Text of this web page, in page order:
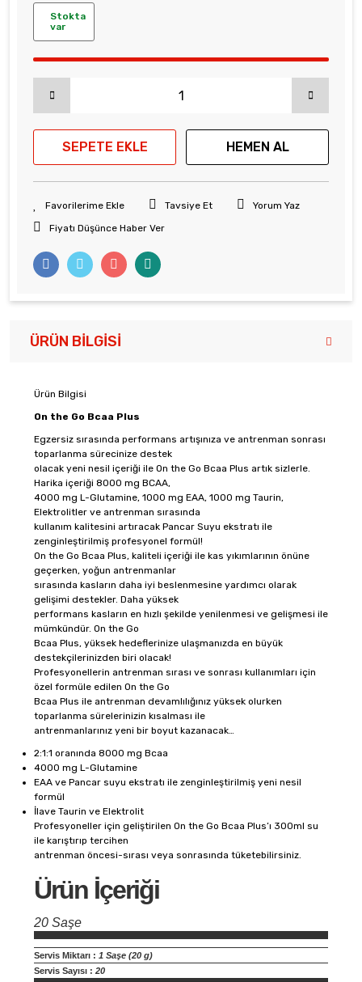
Stokta
var
SEPETE EKLE HEMEN AL
Tavsiye Et
Yorum Yaz
Fiyatı Düşünce Haber Ver
ÜRÜN BILGISI
Ürün Bilgisi
On the Go Bcaa Plus
Egzersiz sırasında performans artışınıza ve antrenman sonrası
toparlanma sürecinize destek
olacak yeni nesil içeriği ile On the Go Bcaa Plus artık sizlerle.
Harika içeriği 8000 mg BCAA,
4000 mg L-Glutamine, 1000 mg EAA, 1000 mg Taurin,
Elektrolitler ve antrenman sırasında
kullanım kalitesini artıracak Pancar Suyu ekstratı ile
zenginleştirilmiş profesyonel formül!
On the Go Bcaa Plus, kaliteli içeriği ile kas yıkımlarının önüne
geçerken, yoğun antrenmanlar
sırasında kasların daha iyi beslenmesine yardımcı olarak
gelişimi destekler. Daha yüksek
performans kasların en hızlı şekilde yenilenmesi ve gelişmesi ile
mümkündür. On the Go
Bcaa Plus, yüksek hedeflerinize ulaşmanızda en büyük
destekçilerinizden biri olacak!
Profesyonellerin antrenman sırası ve sonrası kullanımları için
özel formüle edilen On the Go
Bcaa Plus ile antrenman devamlılığınız yüksek olurken
toparlanma sürelerinizin kısalması ile
antrenmanlarınız yeni bir boyut kazanacak…
2:1:1 oranında 8000 mg Bcaa
4000 mg L-Glutamine
EAA ve Pancar suyu ekstratı ile zenginleştirilmiş yeni nesil
formül
İlave Taurin ve Elektrolit
Profesyoneller için geliştirilen On the Go Bcaa Plus’ı 300ml su
ile karıştırıp tercihen
antrenman öncesi-sırası veya sonrasında tüketebilirsiniz.
Ürün İçeriği
20 Saşe
Servis Miktarı : 1 Saşe (20 g)
Servis Sayısı : 20